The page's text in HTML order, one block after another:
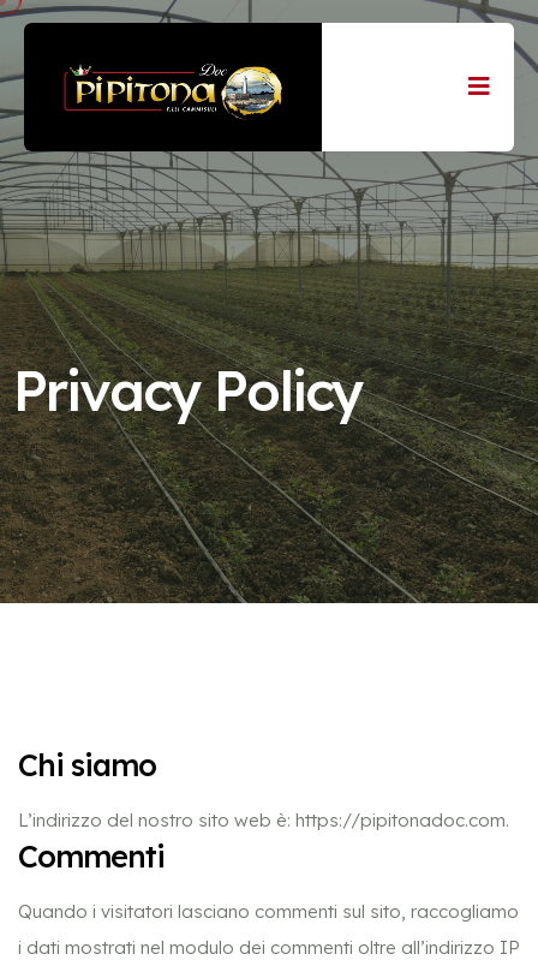
Privacy Policy
Chi siamo
L’indirizzo del nostro sito web è: https://pipitonadoc.com.
Commenti
Quando i visitatori lasciano commenti sul sito, raccogliamo
i dati mostrati nel modulo dei commenti oltre all’indirizzo IP